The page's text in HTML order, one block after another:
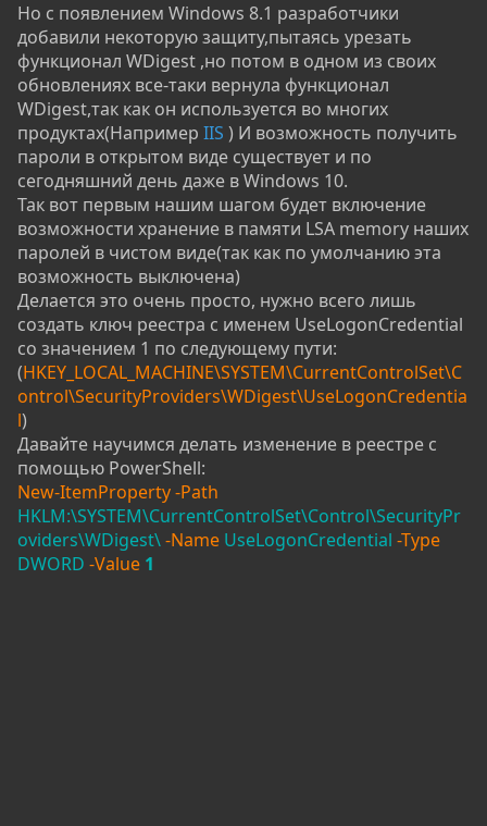
Но с появлением Windows 8.1 разработчики
добавили некоторую защиту,пытаясь урезать
функционал WDigest ,но потом в одном из своих
обновлениях все-таки вернула функционал
WDigest,так как он используется во многих
продуктах(Например IIS ) И возможность получить
пароли в открытом виде существует и по
сегодняшний день даже в Windows 10.
Так вот первым нашим шагом будет включение
возможности хранение в памяти LSA memory наших
паролей в чистом виде(так как по умолчанию эта
возможность выключена)
Делается это очень просто, нужно всего лишь
создать ключ реестра с именем UseLogonCredential
со значением 1 по следующему пути:
(HKEY_LOCAL_MACHINE\SYSTEM\CurrentControlSet\C
ontrol\SecurityProviders\WDigest\UseLogonCredentia
l)
Давайте научимся делать изменение в реестре с
помощью PowerShell:
New-ItemProperty -Path
HKLM:\SYSTEM\CurrentControlSet\Control\SecurityPr
oviders\WDigest\-Name UseLogonCredential -Type
DWORD -Value 1